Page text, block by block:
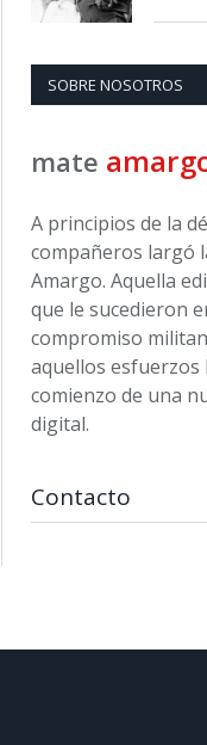
SOBRE NOSOTROS
mate
A principios de la
compañeros largó
Amargo. Aquella
que le sucedieron
compromiso
aquellos esfuerzos
comienzo de una
digital.
Contacto